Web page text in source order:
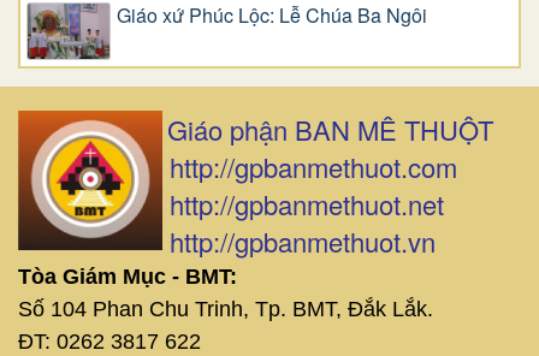
Giáo xứ Phúc Lộc: Lễ Chúa Ba Ngôi
Giáo phận BAN MÊ THUỘT
http://gpbanmethuot.com
http://gpbanmethuot.net
http://gpbanmethuot.vn
Tòa Giám Mục - BMT:
Số 104 Phan Chu Trinh, Tp. BMT, Đắk Lắk.
ĐT: 0262 3817 622